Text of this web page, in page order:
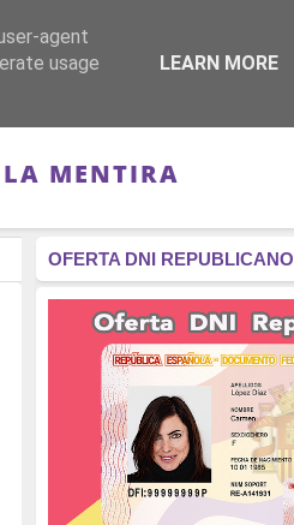
RÉGIMEN - MONARQUÍA
MENTIRA
OFERTA DNI REPUBLICANO
agent
usage
LEARN MORE